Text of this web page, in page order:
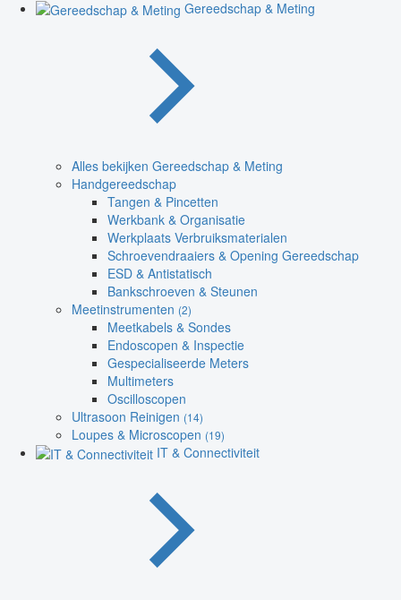
Gereedschap & Meting
Alles bekijken Gereedschap & Meting
Handgereedschap
Tangen & Pincetten
Werkbank & Organisatie
Werkplaats Verbruiksmaterialen
Schroevendraaiers & Opening Gereedschap
ESD & Antistatisch
Bankschroeven & Steunen
Meetinstrumenten (2)
Meetkabels & Sondes
Endoscopen & Inspectie
Gespecialiseerde Meters
Multimeters
Oscilloscopen
Ultrasoon Reinigen (14)
Loupes & Microscopen (19)
IT & Connectiviteit